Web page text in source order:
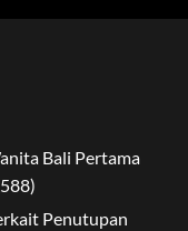
Bali Pertama
Penutupan